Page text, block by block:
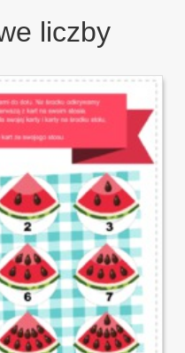
liczby